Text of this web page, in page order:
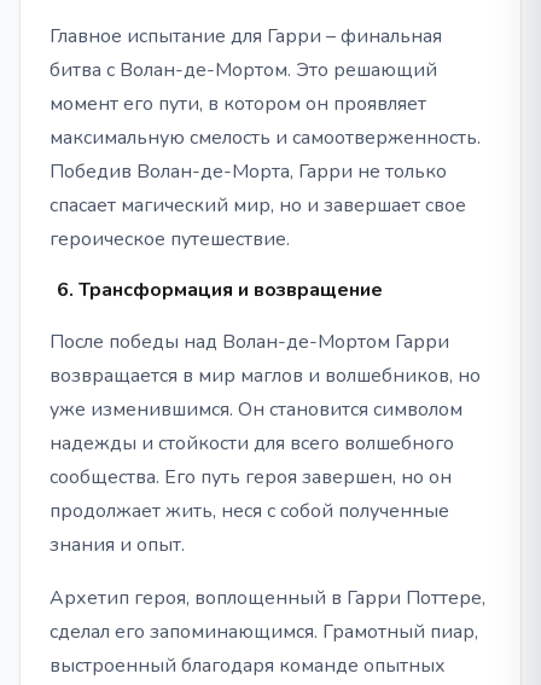
Главное испытание для Гарри – финальная
битва с Волан-де-Мортом. Это решающий
момент его пути, в котором он проявляет
максимальную смелость и самоотверженность.
Победив Волан-де-Морта, Гарри не только
спасает магический мир, но и завершает свое
героическое путешествие.
Трансформация и возвращение
После победы над Волан-де-Мортом Гарри
возвращается в мир маглов и волшебников, но
уже изменившимся. Он становится символом
надежды и стойкости для всего волшебного
сообщества. Его путь героя завершен, но он
продолжает жить, неся с собой полученные
знания и опыт.
Архетип героя, воплощенный в Гарри Поттере,
сделал его запоминающимся. Грамотный пиар,
выстроенный благодаря команде опытных